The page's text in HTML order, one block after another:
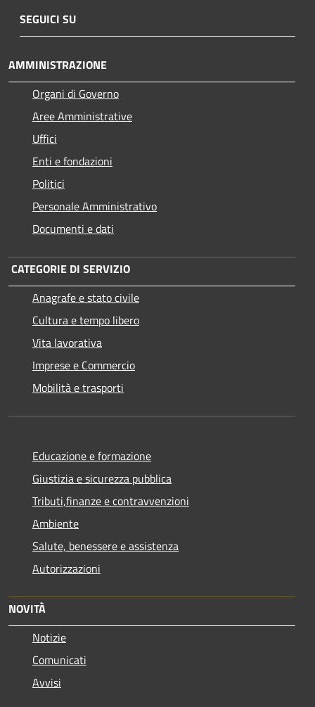
SEGUICI SU
AMMINISTRAZIONE
Organi di Governo
Aree Amministrative
Uffici
Enti e fondazioni
Politici
Personale Amministrativo
Documenti e dati
CATEGORIE DI SERVIZIO
Anagrafe e stato civile
Cultura e tempo libero
Vita lavorativa
Imprese e Commercio
Mobilità e trasporti
Educazione e formazione
Giustizia e sicurezza pubblica
Tributi,finanze e contravvenzioni
Ambiente
Salute, benessere e assistenza
Autorizzazioni
NOVITÀ
Notizie
Comunicati
Avvisi